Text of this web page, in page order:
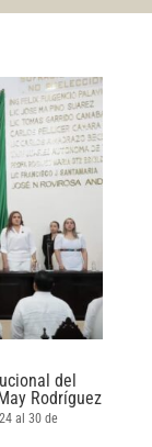
del
Rodríguez
al 30 de